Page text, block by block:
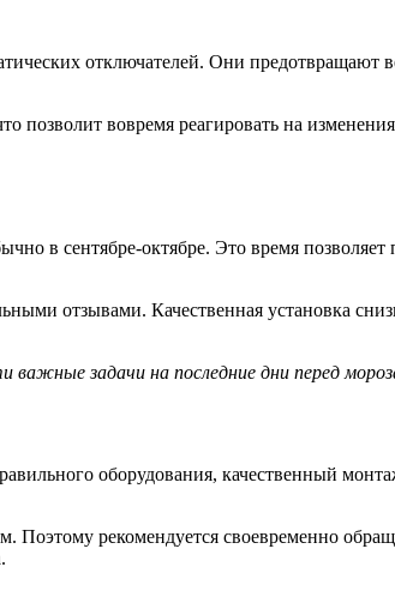
отключателей. Они предотвращают
позволит вовремя реагировать на
в сентябре-октябре. Это время позволяет
отзывами. Качественная установка
задачи на последние дни перед
оборудования, качественный
Поэтому рекомендуется своевременно